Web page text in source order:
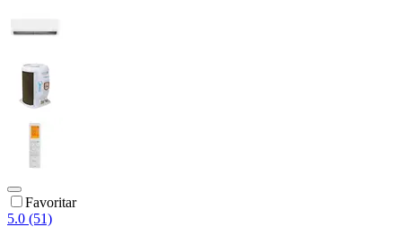
Favoritar
5.0 (51)